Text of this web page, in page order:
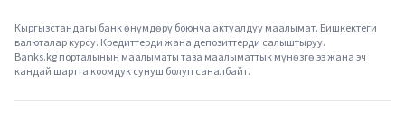
Кыргызстандагы банк өнүмдөрү боюнча актуалдуу маалымат. Бишкектеги
валюталар курсу. Кредиттерди жана депозиттерди салыштыруу.
Banks.kg порталынын маалыматы таза маалыматтык мүнөзгө ээ жана эч
кандай шартта коомдук сунуш болуп саналбайт.